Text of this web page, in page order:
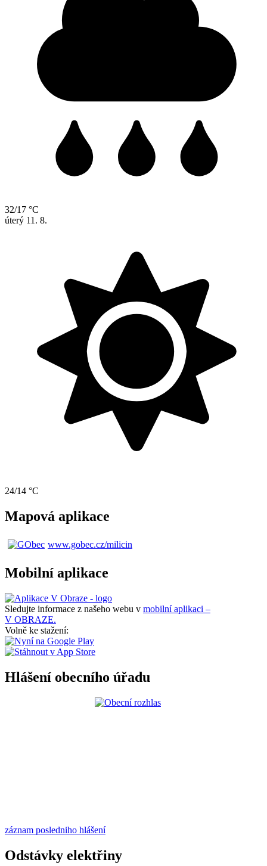
32/17 °C
úterý 11. 8.
24/14 °C
Mapová aplikace
www.gobec.cz/milicin
Mobilní aplikace
Sledujte informace z našeho webu v mobilní aplikaci –
V OBRAZE.
Volně ke stažení:
Hlášení obecního úřadu
záznam posledniho hlášení
Odstávky elektřiny